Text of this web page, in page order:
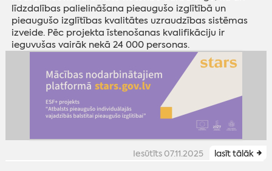
līdzdalības palielināšana pieaugušo izglītībā un
pieaugušo izglītības kvalitātes uzraudzības sistēmas
izveide. Pēc projekta īstenošanas kvalifikāciju ir
ieguvušas vairāk nekā 24 000 personas.
Iesūtīts 07.11.2025 lasīt tālāk